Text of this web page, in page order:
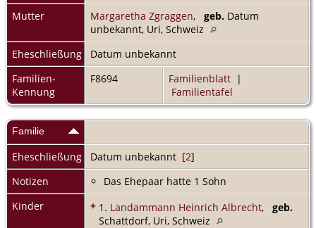
Mutter
Margaretha Zgraggen, geb. Datum
unbekannt, Uri, Schweiz
Eheschließung
Datum unbekannt
Familien-
Kennung
F8694 Familienblatt |
Familientafel
Familie
Eheschließung Datum unbekannt [2]
Notizen
Das Ehepaar hatte 1 Sohn
Kinder
+ 1. Landammann Heinrich Albrecht, geb.
Schattdorf, Uri, Schweiz